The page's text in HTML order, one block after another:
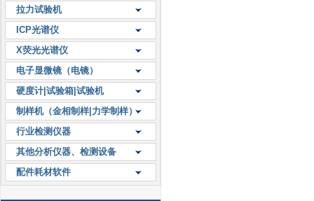
拉力试验机
ICP光谱仪
X荧光光谱仪
电子显微镜（电镜）
硬度计|试验箱|试验机
制样机（金相制样|力学制样）
行业检测仪器
其他分析仪器、检测设备
配件耗材软件